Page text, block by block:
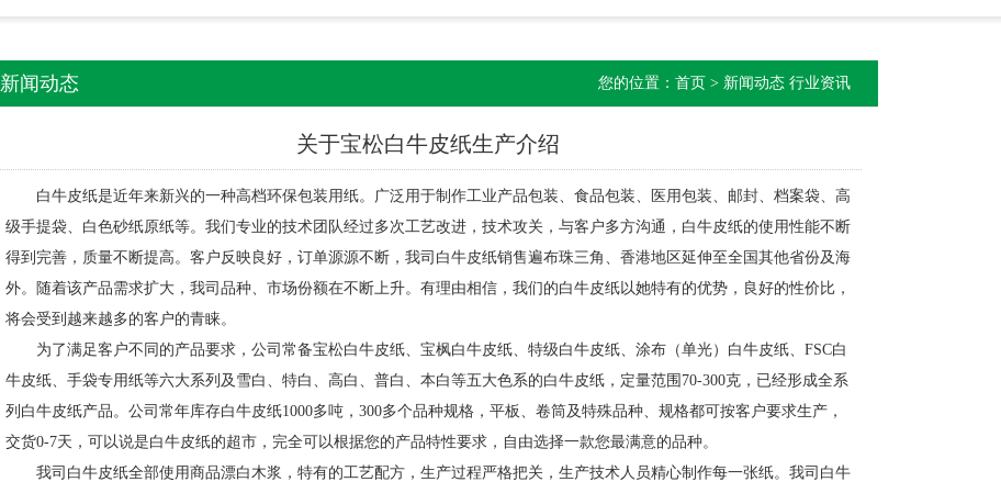
新闻动态 您的位置： 首页 > 新闻动态 行业资讯
关于宝松白牛皮纸生产介绍
白牛皮纸是近年来新兴的一种高档环保包装用纸。广泛用于制作工业产品包装、食品包装、医用包装、邮封、档案袋、高
级手提袋、白色砂纸原纸等。我们专业的技术团队经过多次工艺改进，技术攻关，与客户多方沟通，白牛皮纸的使用性能不断
得到完善，质量不断提高。客户反映良好，订单源源不断，我司白牛皮纸销售遍布珠三角、香港地区延伸至全国其他省份及海
外。随着该产品需求扩大，我司品种、市场份额在不断上升。有理由相信，我们的白牛皮纸以她特有的优势，良好的性价比，
将会受到越来越多的客户的青睐。
为了满足客户不同的产品要求，公司常备宝松白牛皮纸、宝枫白牛皮纸、特级白牛皮纸、涂布（单光）白牛皮纸、FSC白
牛皮纸、手袋专用纸等六大系列及雪白、特白、高白、普白、本白等五大色系的白牛皮纸，定量范围70-300克，已经形成全系
列白牛皮纸产品。公司常年库存白牛皮纸1000多吨，300多个品种规格，平板、卷筒及特殊品种、规格都可按客户要求生产，
交货0-7天，可以说是白牛皮纸的超市，完全可以根据您的产品特性要求，自由选择一款您最满意的品种。
我司白牛皮纸全部使用商品漂白木浆，特有的工艺配方，生产过程严格把关，生产技术人员精心制作每一张纸。我司白牛